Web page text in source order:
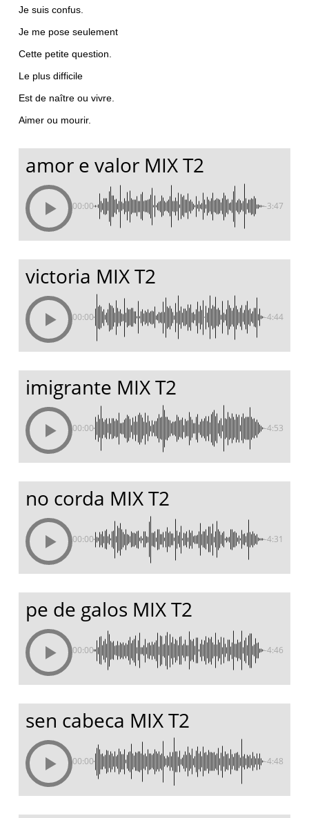
Je suis confus.
Je me pose seulement
Cette petite question.
Le plus difficile
Est de naître ou vivre.
Aimer ou mourir.
amor e valor MIX T2
00:00 -3:47
victoria MIX T2
00:00 -4:44
imigrante MIX T2
00:00 -4:53
no corda MIX T2
00:00 -4:31
pe de galos MIX T2
00:00 -4:46
sen cabeca MIX T2
00:00 -4:48